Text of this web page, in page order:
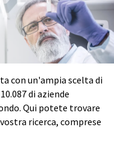
con un'ampia scelta di
di aziende
Qui potete trovare
ricerca, comprese